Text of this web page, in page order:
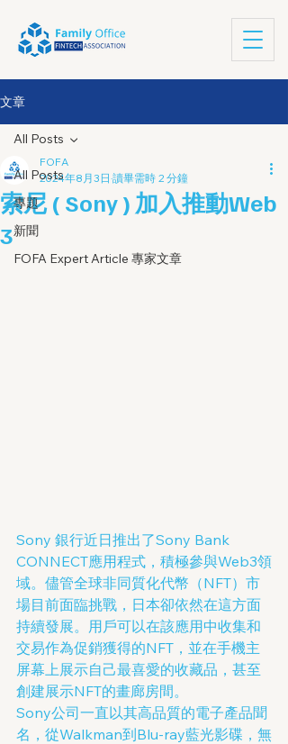
文章
All Posts
專題
新聞
FOFA Expert Article 專家文章
All Posts
索尼 ( Sony ) 加入推動Web
3
FOFA
2024年8月3日 讀畢需時 2 分鐘
Sony 銀行近日推出了Sony Bank
CONNECT應用程式，積極參與Web3領
域。儘管全球非同質化代幣（NFT）市
場目前面臨挑戰，日本卻依然在這方面
持續發展。用戶可以在該應用中收集和
交易作為促銷獲得的NFT，並在手機主
屏幕上展示自己最喜愛的收藏品，甚至
創建展示NFT的畫廊房間。
Sony公司一直以其高品質的電子產品聞
名，從Walkman到Blu-ray藍光影碟，無